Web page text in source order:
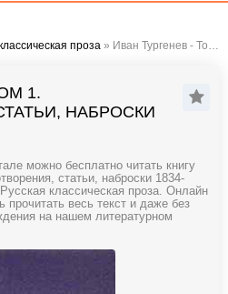
проза » Иван Тургенев - Том 1. Стихотворения, статьи, наброски 1834-1849
1.
НАБРОСКИ
можно бесплатно читать книгу
статьи, наброски 1834-
классическая проза. Онлайн
прочитать весь текст и даже без
на нашем литературном